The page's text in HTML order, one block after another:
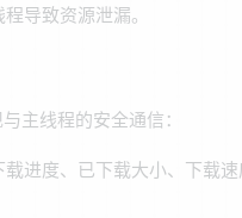
导致资源泄漏。
主线程的安全通信：
载进度、已下载大小、下载